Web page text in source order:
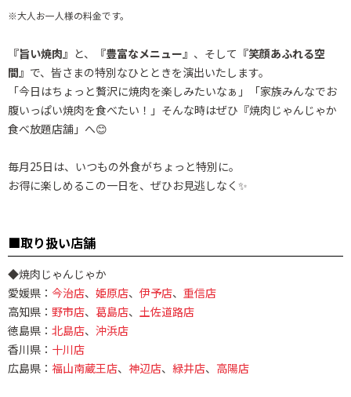
※大人お一人様の料金です。
『旨い焼肉』 と、 『豊富なメニュー』 、そして 『笑顔あふれる空
間』 で、皆さまの特別なひとときを演出いたします。
「今日はちょっと贅沢に焼肉を楽しみたいなぁ」「家族みんなでお
腹いっぱい焼肉を食べたい！」 そんな時はぜひ『焼肉じゃんじゃか
食べ放題店舗」へ😊
毎月25日は、いつもの外食がちょっと特別に。
お得に楽しめるこの一日を、ぜひお見逃しなく✨
■取り扱い店舗
◆焼肉じゃんじゃか
愛媛県： 今治店、 姫原店、 伊予店、 重信店
高知県： 野市店、 葛島店、 土佐道路店
徳島県： 北島店、 沖浜店
香川県： 十川店
広島県： 福山南蔵王店、 神辺店、 緑井店、 高陽店